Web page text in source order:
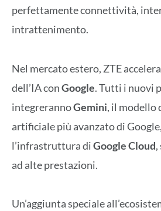
perfettamente connettività,
intrattenimento.
Nel mercato estero, ZTE
dell’IA conGoogle. Tutti i nuovi
integrerannoGemini, il modello
artificiale più avanzato di
l’infrastruttura diGoogle Cloud
ad alte prestazioni.
Un’aggiunta speciale